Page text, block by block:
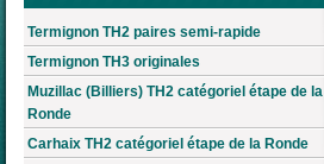
Termignon TH2 paires semi-rapide
Termignon TH3 originales
Muzillac (Billiers) TH2 catégoriel étape de la
Ronde
Carhaix TH2 catégoriel étape de la Ronde